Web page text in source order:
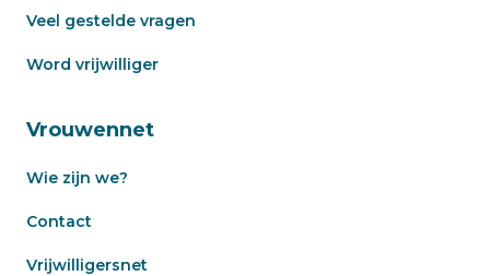
Veel gestelde vragen
Word vrijwilliger
Vrouwennet
Wie zijn we?
Contact
Vrijwilligersnet